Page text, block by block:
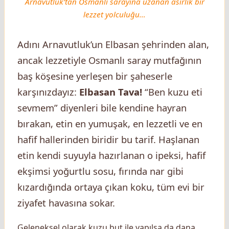
lezzet yolculuğu…
Adını Arnavutluk’un Elbasan şehrinden alan,
ancak lezzetiyle Osmanlı saray mutfağının
baş köşesine yerleşen bir şaheserle
karşınızdayız: Elbasan Tava! “Ben kuzu eti
sevmem” diyenleri bile kendine hayran
bırakan, etin en yumuşak, en lezzetli ve en
hafif hallerinden biridir bu tarif. Haşlanan
etin kendi suyuyla hazırlanan o ipeksi, hafif
ekşimsi yoğurtlu sosu, fırında nar gibi
kızardığında ortaya çıkan koku, tüm evi bir
ziyafet havasına sokar.